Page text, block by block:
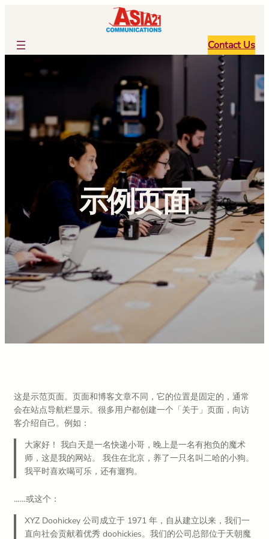
Contact Us
示例页面
这是示范页面。页面和博客文章不同，它的位置是固定的，通常
会在站点导航栏显示。很多用户都创建一个「关于」页面，向访
客介绍自己。例如：
大家好！ 我白天是一名快递小哥，晚上是一名有抱负的魔术
师，这是我的网站。 我住在北京，养了一只名叫二哈的小狗。
我平时喜欢喝可乐，还有遛狗。
……或这个：
XYZ Doohickey 公司成立于 1971 年，自从建立以来，我们一
直向社会贡献着优秀 doohickies。我们的公司总部位于天朝魔